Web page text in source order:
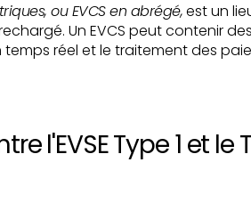
ou EVCS en abrégé,est un
Un EVCS peut contenir
réel et le traitement des
l'EVSE Type 1 et le